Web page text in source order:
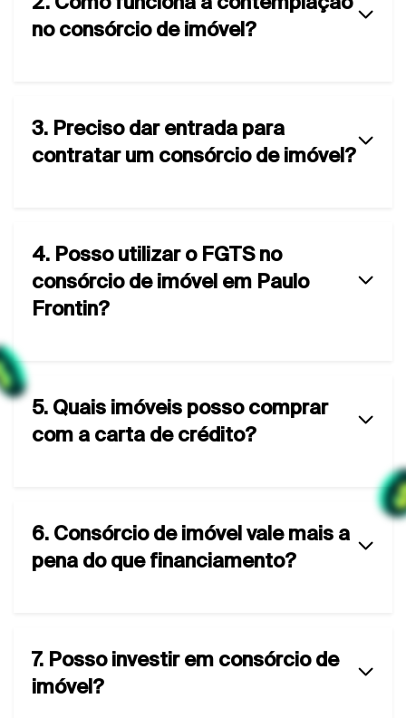
no consórcio de imóvel?
3. Preciso dar entrada para
contratar um consórcio de imóvel?
4. Posso utilizar o FGTS no
consórcio de imóvel em Paulo
Frontin?
5. Quais imóveis posso comprar
com a carta de crédito?
6. Consórcio de imóvel vale mais a
pena do que financiamento?
7. Posso investir em consórcio de
imóvel?